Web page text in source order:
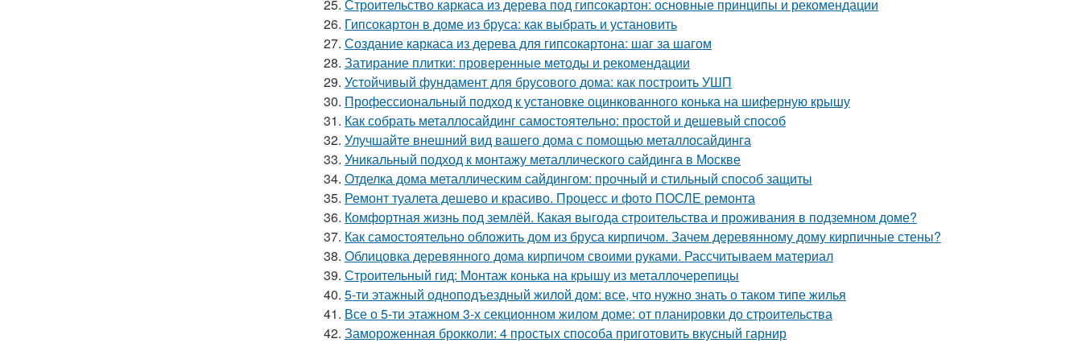
25. Строительство каркаса из дерева под гипсокартон: основные принципы и рекомендации
26. Гипсокартон в доме из бруса: как выбрать и установить
27. Создание каркаса из дерева для гипсокартона: шаг за шагом
28. Затирание плитки: проверенные методы и рекомендации
29. Устойчивый фундамент для брусового дома: как построить УШП
30. Профессиональный подход к установке оцинкованного конька на шиферную крышу
31. Как собрать металлосайдинг самостоятельно: простой и дешевый способ
32. Улучшайте внешний вид вашего дома с помощью металлосайдинга
33. Уникальный подход к монтажу металлического сайдинга в Москве
34. Отделка дома металлическим сайдингом: прочный и стильный способ защиты
35. Ремонт туалета дешево и красиво. Процесс и фото ПОСЛЕ ремонта
36. Комфортная жизнь под землёй. Какая выгода строительства и проживания в подземном доме?
37. Как самостоятельно обложить дом из бруса кирпичом. Зачем деревянному дому кирпичные стены?
38. Облицовка деревянного дома кирпичом своими руками. Рассчитываем материал
39. Строительный гид: Монтаж конька на крышу из металлочерепицы
40. 5-ти этажный одноподъездный жилой дом: все, что нужно знать о таком типе жилья
41. Все о 5-ти этажном 3-х секционном жилом доме: от планировки до строительства
42. Замороженная брокколи: 4 простых способа приготовить вкусный гарнир